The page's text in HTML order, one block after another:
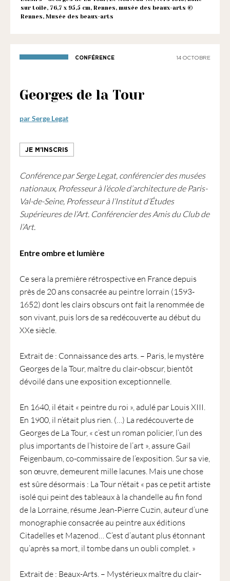
1901
ayant
culturelle.
sur toile, 76,7 x 95,5 cm, Rennes, musée des beaux-arts ©
Rennes, Musée des beaux-arts
CONFÉRENCE 14 OCTOBRE
Georges de la Tour
par Serge Legat
JE M'INSCRIS
Conférence par Serge Legat, conférencier des musées
nationaux, Professeur à l’école d’architecture de Paris-
Val-de-Seine, Professeur à l’Institut d’Études
Supérieures de l’Art. Conférencier des Amis du Club de
l’Art.
Entre ombre et lumière
Ce sera la première rétrospective en France depuis
près de 20 ans consacrée au peintre lorrain (1593-
1652) dont les clairs obscurs ont fait la renommée de
son vivant, puis lors de sa redécouverte au début du
XXe siècle.
Extrait de : Connaissance des arts. – Paris, le mystère
Georges de la Tour, maître du clair-obscur, bientôt
dévoilé dans une exposition exceptionnelle.
En 1640, il était « peintre du roi », adulé par Louis XIII.
En 1900, il n’était plus rien. (…) La redécouverte de
Georges de La Tour, « c’est un roman policier, l’un des
plus importants de l’histoire de l’art », assure Gail
Feigenbaum, co-commissaire de l’exposition. Sur sa vie,
son œuvre, demeurent mille lacunes. Mais une chose
est sûre désormais : La Tour n’était « pas ce petit artiste
isolé qui peint des tableaux à la chandelle au fin fond
de la Lorraine, résume Jean-Pierre Cuzin, auteur d’une
monographie consacrée au peintre aux éditions
Citadelles et Mazenod… C’est d’autant plus étonnant
qu’après sa mort, il tombe dans un oubli complet. »
Extrait de : Beaux-Arts. – Mystérieux maître du clair-